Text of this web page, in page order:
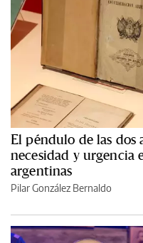
El péndulo de las dos
necesidad y urgencia
argentinas
Pilar González Bernaldo